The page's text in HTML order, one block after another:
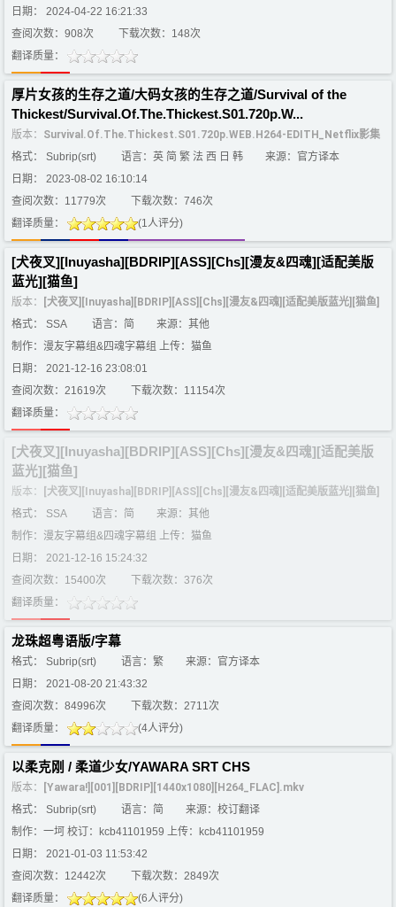
日期： 2024-04-22 16:21:33
查阅次数：908次
下载次数：148次
翻译质量：
厚片女孩的生存之道/大码女孩的生存之道/Survival of the
Thickest/Survival.Of.The.Thickest.S01.720p.W...
版本： Survival.Of.The.Thickest.S01.720p.WEB.H264-EDITH_Netflix影集
格式： Subrip(srt)
语言：英 简 繁 法 西 日 韩
来源：官方译本
日期： 2023-08-02 16:10:14
查阅次数：11779次
下载次数：746次
翻译质量：
(1人评分)
[犬夜叉][Inuyasha][BDRIP][ASS][Chs][漫友&四魂][适配美版
蓝光][猫鱼]
版本：
[犬夜叉][Inuyasha][BDRIP][ASS][Chs][漫友&四魂][适配美版蓝光][猫鱼]
格式： SSA
语言：简
来源：其他
制作：漫友字幕组&四魂字幕组 上传：猫鱼
日期： 2021-12-16 23:08:01
查阅次数：21619次
下载次数：11154次
翻译质量：
[犬夜叉][Inuyasha][BDRIP][ASS][Chs][漫友&四魂][适配美版
蓝光][猫鱼]
版本：
[犬夜叉][Inuyasha][BDRIP][ASS][Chs][漫友&四魂][适配美版蓝光][猫鱼]
格式： SSA
语言：简
来源：其他
制作：漫友字幕组&四魂字幕组 上传：猫鱼
日期： 2021-12-16 15:24:32
查阅次数：15400次
下载次数：376次
翻译质量：
龙珠超粤语版/字幕
格式： Subrip(srt) 语言：繁
来源：官方译本
日期： 2021-08-20 21:43:32
查阅次数：84996次
下载次数：2711次
翻译质量：
(4人评分)
以柔克刚 / 柔道少女/YAWARA SRT CHS
版本：
[Yawara!][001][BDRIP][1440x1080][H264_FLAC].mkv
格式： Subrip(srt)
语言：简
来源：校订翻译
制作：一坷 校订：kcb41101959 上传：kcb41101959
日期： 2021-01-03 11:53:42
查阅次数：12442次
下载次数：2849次
翻译质量：
(6人评分)